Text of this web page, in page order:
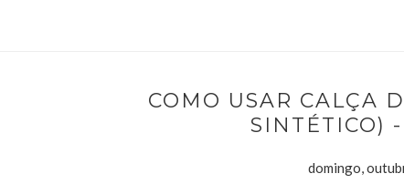
COMO USAR CALÇA
SINTÉTICO)
domingo,